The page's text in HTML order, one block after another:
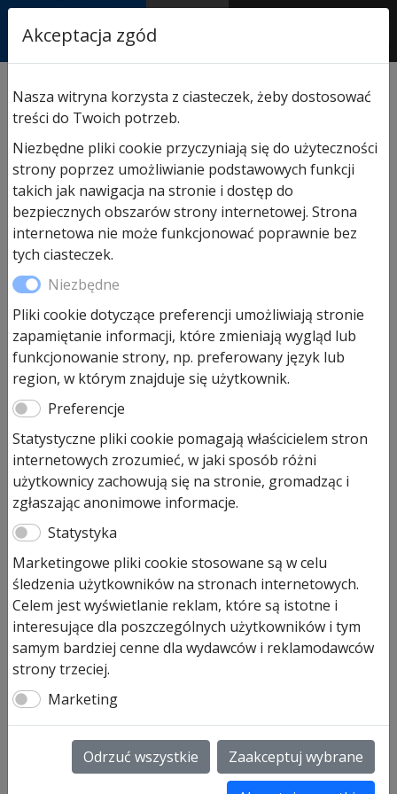
AUTORYZOWANY
PARTNER & SERWIS
wejściowych/ Nakładki ozdobne (6 sztuk) do zawiasu
Nakładki ozdobne (6 sztuk) do
zawiasu
191,00 zł
Pozostało tylko: 1 (może być zamówiony)
ilość
Nakładki ozdobne (6 sztuk) do zawiasu rolkowego 180
Akceptacja zgód
Nasza witryna korzysta z ciasteczek, żeby dostosować
treści do Twoich potrzeb.
Niezbędne pliki cookie przyczyniają się do użyteczności
strony poprzez umożliwianie podstawowych funkcji
takich jak nawigacja na stronie i dostęp do
bezpiecznych obszarów strony internetowej. Strona
internetowa nie może funkcjonować poprawnie bez
tych ciasteczek.
Niezbędne
Pliki cookie dotyczące preferencji umożliwiają stronie
zapamiętanie informacji, które zmieniają wygląd lub
funkcjonowanie strony, np. preferowany język lub
region, w którym znajduje się użytkownik.
Preferencje
Statystyczne pliki cookie pomagają właścicielem stron
internetowych zrozumieć, w jaki sposób różni
użytkownicy zachowują się na stronie, gromadząc i
zgłaszając anonimowe informacje.
Statystyka
Marketingowe pliki cookie stosowane są w celu
śledzenia użytkowników na stronach internetowych.
Celem jest wyświetlanie reklam, które są istotne i
interesujące dla poszczególnych użytkowników i tym
samym bardziej cenne dla wydawców i reklamodawców
strony trzeciej.
Marketing
Odrzuć wszystkie Zaakceptuj wybrane